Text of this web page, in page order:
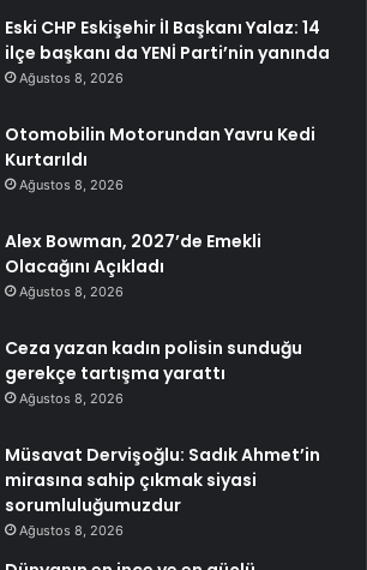
Eski CHP Eskişehir İl Başkanı Yalaz: 14
ilçe başkanı da YENİ Parti’nin yanında
Ağustos 8, 2026
Otomobilin Motorundan Yavru Kedi
Kurtarıldı
Ağustos 8, 2026
Alex Bowman, 2027’de Emekli
Olacağını Açıkladı
Ağustos 8, 2026
Ceza yazan kadın polisin sunduğu
gerekçe tartışma yarattı
Ağustos 8, 2026
Müsavat Dervişoğlu: Sadık Ahmet’in
mirasına sahip çıkmak siyasi
sorumluluğumuzdur
Ağustos 8, 2026